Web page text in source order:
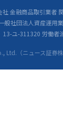
社 金融商品取引業者
般社団法人資産運用
13-ユ-311320 労働者
Ltd.（ニュース証券